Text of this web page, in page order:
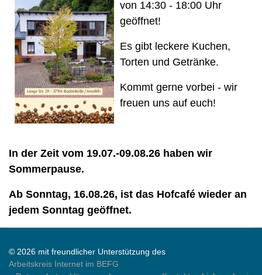
von 14:30 - 18:00 Uhr
geöffnet!
Es gibt leckere Kuchen,
Torten und Getränke.
Kommt gerne vorbei - wir
freuen uns auf euch!
In der Zeit vom 19.07.-09.08.26 haben wir
Sommerpause.
Ab Sonntag, 16.08.26, ist das Hofcafé wieder an
jedem Sonntag geöffnet.
© 2026 mit freundlicher Unterstützung des
Arbeitskreis Internet im BEFG